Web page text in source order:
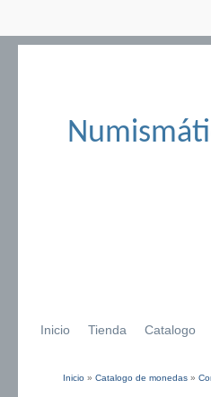
Inicio Tienda Catalogo
Inicio » Catalogo de monedas »